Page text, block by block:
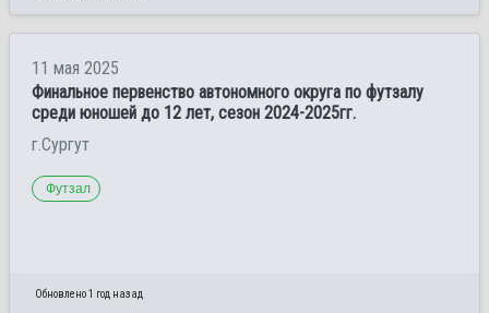
11 мая 2025
Финальное первенство автономного округа по футзалу
среди юношей до 12 лет, сезон 2024-2025гг.
г.Сургут
Футзал
Обновлено 1 год назад